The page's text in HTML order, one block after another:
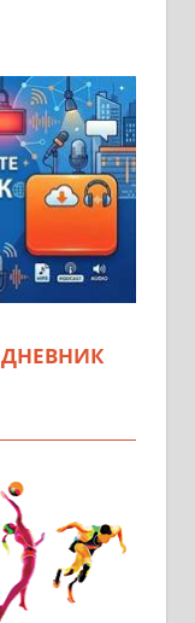
ДНЕВНИК